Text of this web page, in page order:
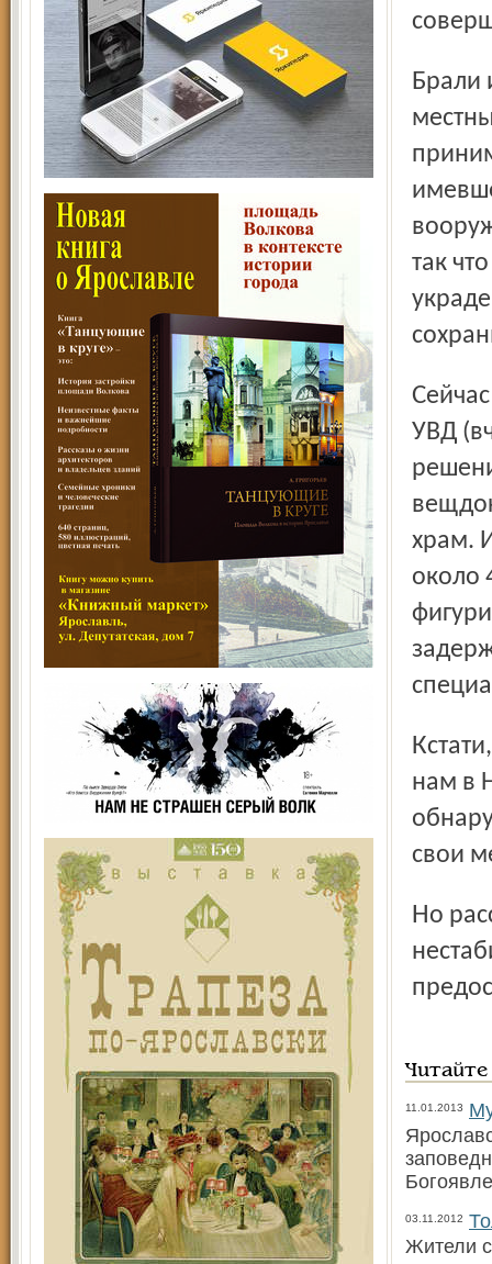
Брали их, разумеется, не в самом селе, дабы не тревожить
так
Сейчас иконы из церкви Федора Стратилата находятся в
УВД
храм.
около
Кстати, что касается кражи в Поповке, то, как сообщили
нам в
свои
Но расслабляться милиционерам пока не стоит: доллар
11.01.2013
03.11.2012
Жители